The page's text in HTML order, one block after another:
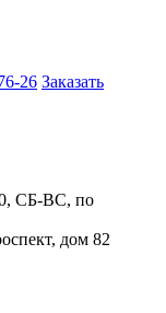
26 Заказать
СБ-ВС, по
дом 82